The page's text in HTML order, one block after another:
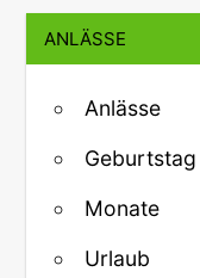
ANLÄSSE
Anlässe
Geburtstag
Monate
Urlaub